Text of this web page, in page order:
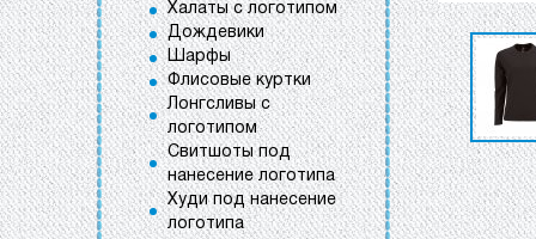
Халаты с логотипом
Дождевики
Шарфы
Флисовые куртки
Лонгсливы с
логотипом
Свитшоты под
нанесение логотипа
Худи под нанесение
логотипа